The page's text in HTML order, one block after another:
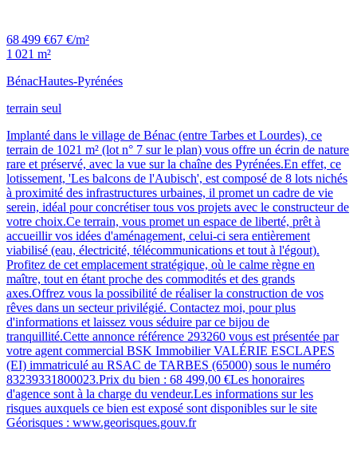
68 499 €67 €/m²
1 021 m²
BénacHautes-Pyrénées
terrain seul
Implanté dans le village de Bénac (entre Tarbes et Lourdes), ce
terrain de 1021 m² (lot n° 7 sur le plan) vous offre un écrin de nature
rare et préservé, avec la vue sur la chaîne des Pyrénées.En effet, ce
lotissement, 'Les balcons de l'Aubisch', est composé de 8 lots nichés
à proximité des infrastructures urbaines, il promet un cadre de vie
serein, idéal pour concrétiser tous vos projets avec le constructeur de
votre choix.Ce terrain, vous promet un espace de liberté, prêt à
accueillir vos idées d'aménagement, celui-ci sera entièrement
viabilisé (eau, électricité, télécommunications et tout à l'égout).
Profitez de cet emplacement stratégique, où le calme règne en
maître, tout en étant proche des commodités et des grands
axes.Offrez vous la possibilité de réaliser la construction de vos
rêves dans un secteur privilégié. Contactez moi, pour plus
d'informations et laissez vous séduire par ce bijou de
tranquillité.Cette annonce référence 293260 vous est présentée par
votre agent commercial BSK Immobilier VALÉRIE ESCLAPES
(EI) immatriculé au RSAC de TARBES (65000) sous le numéro
83239331800023.Prix du bien : 68 499,00 €Les honoraires
d'agence sont à la charge du vendeur.Les informations sur les
risques auxquels ce bien est exposé sont disponibles sur le site
Géorisques : www.georisques.gouv.fr